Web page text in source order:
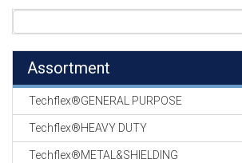
Assortment
Techflex®GENERAL PURPOSE
Techflex®HEAVY DUTY
Techflex®METAL&SHIELDING